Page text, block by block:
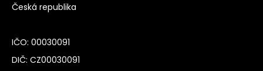
Česká republika
IČO: 00030091
DIČ: CZ00030091